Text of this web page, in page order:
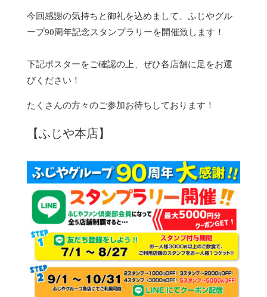
今回感謝の気持ちと御礼を込めまして、ふじやグル
ープ90周年記念スタンプラリーを開催致します！
下記ポスターをご確認の上、ぜひ各店舗に足をお運
びください！
たくさんの方々のご参加お待ちしております！
【ふじや本店】